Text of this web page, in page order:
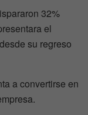
32%
el
su regreso
a convertirse en